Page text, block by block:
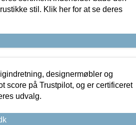
stil. Klik her for at se deres
designermøbler og
score på Trustpilot, og er certificeret
udvalg.